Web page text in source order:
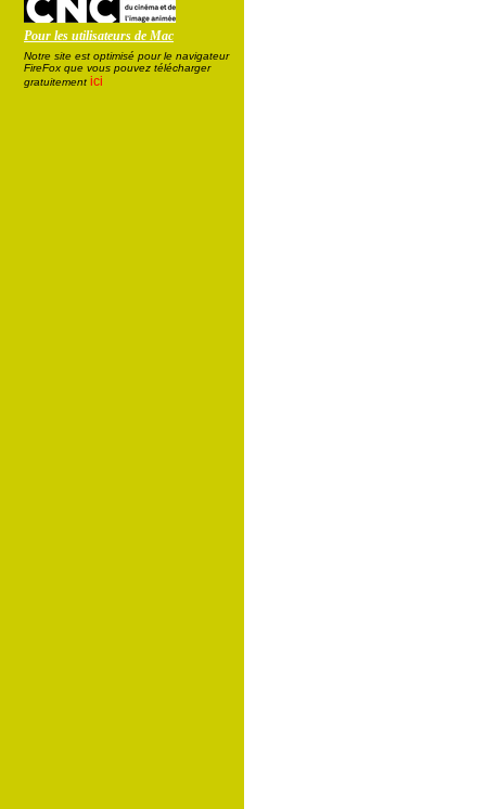
Pour les utilisateurs de Mac
Notre site est optimisé pour le navigateur
FireFox que vous pouvez télécharger
gratuitement ici